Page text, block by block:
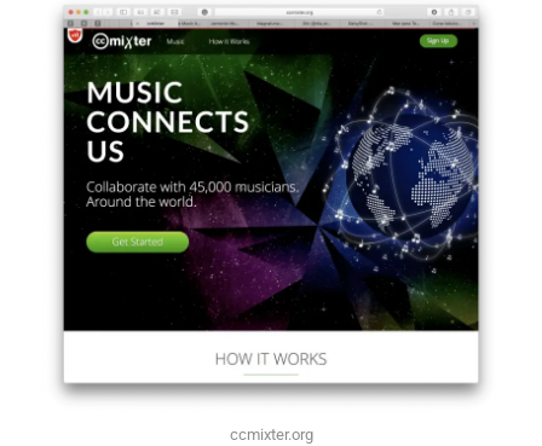
ccmixter.org